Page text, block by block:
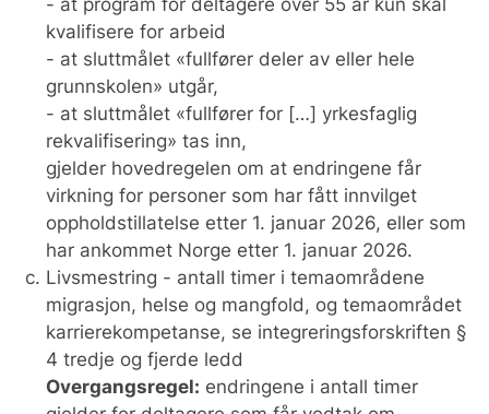
kvalifisere for arbeid
- at sluttmålet «fullfører deler av eller hele
grunnskolen» utgår,
- at sluttmålet «fullfører for […] yrkesfaglig
rekvalifisering» tas inn,
gjelder hovedregelen om at endringene får
virkning for personer som har fått innvilget
oppholdstillatelse etter 1. januar 2026, eller som
har ankommet Norge etter 1. januar 2026.
Livsmestring - antall timer i temaområdene
migrasjon, helse og mangfold, og temaområdet
karrierekompetanse, se integreringsforskriften §
4 tredje og fjerde ledd
Overgangsregel: endringene i antall timer